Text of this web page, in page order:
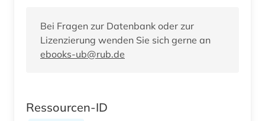
Bei Fragen zur Datenbank oder zur
Lizenzierung wenden Sie sich gerne an
ebooks-ub@rub.de
Ressourcen-ID